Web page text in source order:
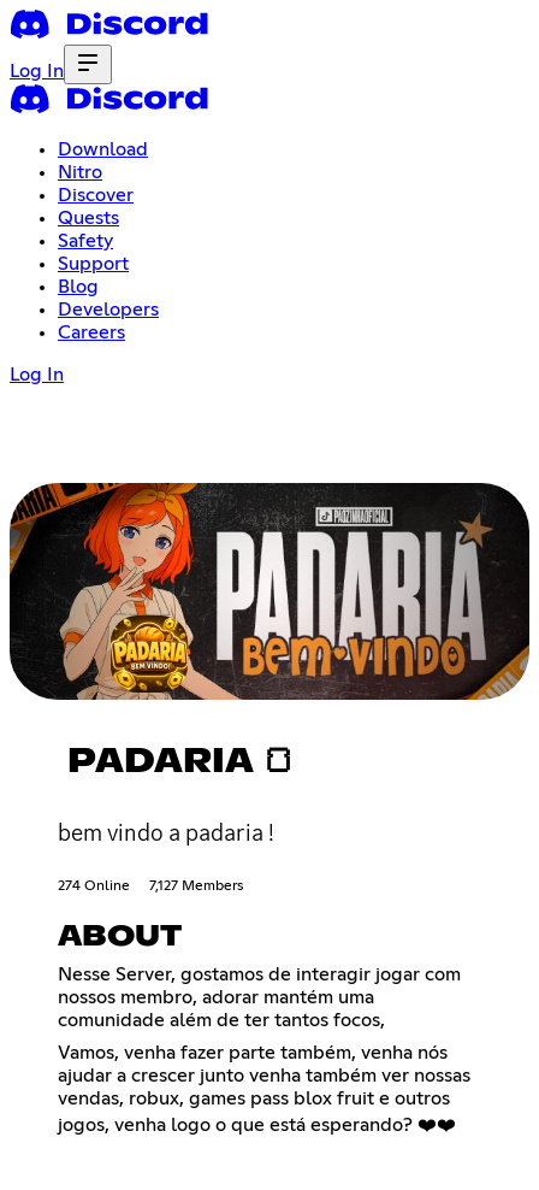
Log In
Download
Nitro
Discover
Quests
Safety
Support
Blog
Developers
Careers
Log In
PADARIA 🍞
bem vindo a padaria !
274 Online 7,127 Members
ABOUT
Nesse Server, gostamos de interagir jogar com
nossos membro, adorar mantém uma
comunidade além de ter tantos focos,
Vamos, venha fazer parte também, venha nós
ajudar a crescer junto venha também ver nossas
vendas, robux, games pass blox fruit e outros
jogos, venha logo o que está esperando? ❤️❤️